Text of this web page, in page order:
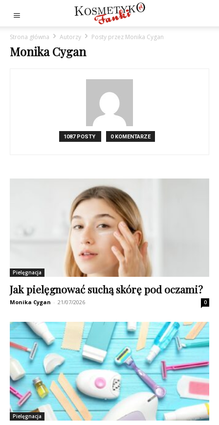
Strona główna Autorzy Posty przez Monika Cygan
Monika Cygan
1087 POSTY 0 KOMENTARZE
Pielęgnacja
Jak pielęgnować suchą skórę pod oczami?
Monika Cygan - 21/07/2026 0
Pielęgnacja